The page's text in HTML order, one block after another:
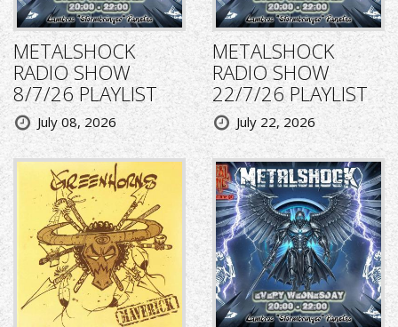
METALSHOCK
RADIO SHOW
8/7/26 PLAYLIST
July 08, 2026
METALSHOCK
RADIO SHOW
22/7/26 PLAYLIST
July 22, 2026